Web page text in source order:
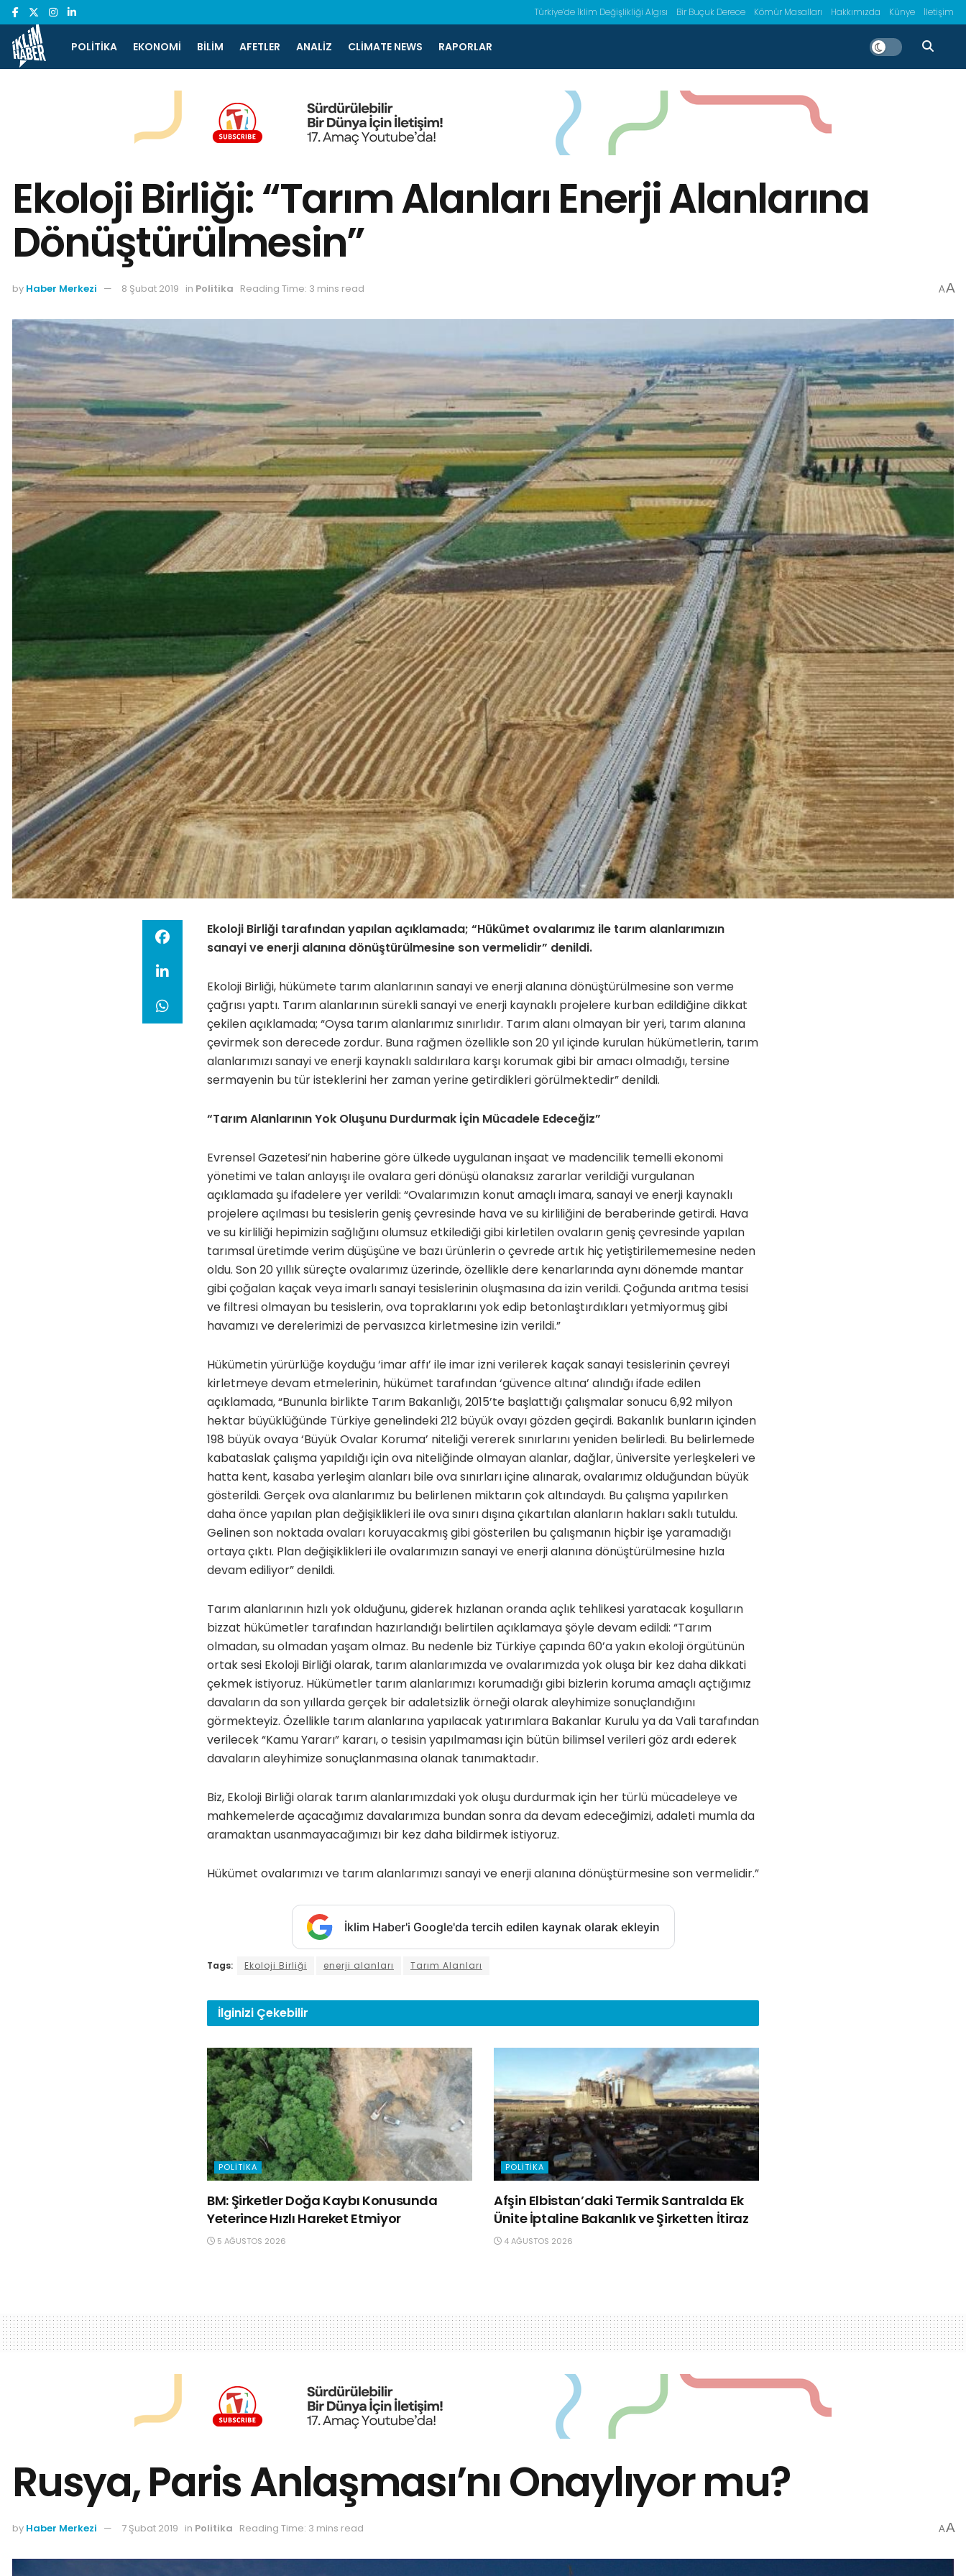
Türkiye’de İklim Değişlikliği Algısı Bir Buçuk Derece Kömür Masalları Hakkımızda Künye İletişim
POLITIKA EKONOMI BILIM AFETLER ANALIZ CLIMATE NEWS RAPORLAR
Ekoloji Birliği: “Tarım Alanları Enerji Alanlarına
Dönüştürülmesin”
by Haber Merkezi 8 Şubat 2019 in Politika Reading Time: 3 mins read AA
Ekoloji Birliği tarafından yapılan açıklamada; “Hükümet ovalarımız ile tarım alanlarımızın
sanayi ve enerji alanına dönüştürülmesine son vermelidir” denildi.
Ekoloji Birliği, hükümete tarım alanlarının sanayi ve enerji alanına dönüştürülmesine son verme
çağrısı yaptı. Tarım alanlarının sürekli sanayi ve enerji kaynaklı projelere kurban edildiğine dikkat
çekilen açıklamada; “Oysa tarım alanlarımız sınırlıdır. Tarım alanı olmayan bir yeri, tarım alanına
çevirmek son derecede zordur. Buna rağmen özellikle son 20 yıl içinde kurulan hükümetlerin, tarım
alanlarımızı sanayi ve enerji kaynaklı saldırılara karşı korumak gibi bir amacı olmadığı, tersine
sermayenin bu tür isteklerini her zaman yerine getirdikleri görülmektedir” denildi.
“Tarım Alanlarının Yok Oluşunu Durdurmak İçin Mücadele Edeceğiz”
Evrensel Gazetesi’nin haberine göre ülkede uygulanan inşaat ve madencilik temelli ekonomi
yönetimi ve talan anlayışı ile ovalara geri dönüşü olanaksız zararlar verildiği vurgulanan
açıklamada şu ifadelere yer verildi: “Ovalarımızın konut amaçlı imara, sanayi ve enerji kaynaklı
projelere açılması bu tesislerin geniş çevresinde hava ve su kirliliğini de beraberinde getirdi. Hava
ve su kirliliği hepimizin sağlığını olumsuz etkilediği gibi kirletilen ovaların geniş çevresinde yapılan
tarımsal üretimde verim düşüşüne ve bazı ürünlerin o çevrede artık hiç yetiştirilememesine neden
oldu. Son 20 yıllık süreçte ovalarımız üzerinde, özellikle dere kenarlarında aynı dönemde mantar
gibi çoğalan kaçak veya imarlı sanayi tesislerinin oluşmasına da izin verildi. Çoğunda arıtma tesisi
ve filtresi olmayan bu tesislerin, ova topraklarını yok edip betonlaştırdıkları yetmiyormuş gibi
havamızı ve derelerimizi de pervasızca kirletmesine izin verildi.”
Hükümetin yürürlüğe koyduğu ‘imar affı’ ile imar izni verilerek kaçak sanayi tesislerinin çevreyi
kirletmeye devam etmelerinin, hükümet tarafından ‘güvence altına’ alındığı ifade edilen
açıklamada, “Bununla birlikte Tarım Bakanlığı, 2015’te başlattığı çalışmalar sonucu 6,92 milyon
hektar büyüklüğünde Türkiye genelindeki 212 büyük ovayı gözden geçirdi. Bakanlık bunların içinden
198 büyük ovaya ‘Büyük Ovalar Koruma’ niteliği vererek sınırlarını yeniden belirledi. Bu belirlemede
kabataslak çalışma yapıldığı için ova niteliğinde olmayan alanlar, dağlar, üniversite yerleşkeleri ve
hatta kent, kasaba yerleşim alanları bile ova sınırları içine alınarak, ovalarımız olduğundan büyük
gösterildi. Gerçek ova alanlarımız bu belirlenen miktarın çok altındaydı. Bu çalışma yapılırken
daha önce yapılan plan değişiklikleri ile ova sınırı dışına çıkartılan alanların hakları saklı tutuldu.
Gelinen son noktada ovaları koruyacakmış gibi gösterilen bu çalışmanın hiçbir işe yaramadığı
ortaya çıktı. Plan değişiklikleri ile ovalarımızın sanayi ve enerji alanına dönüştürülmesine hızla
devam ediliyor” denildi.
Tarım alanlarının hızlı yok olduğunu, giderek hızlanan oranda açlık tehlikesi yaratacak koşulların
bizzat hükümetler tarafından hazırlandığı belirtilen açıklamaya şöyle devam edildi: “Tarım
olmadan, su olmadan yaşam olmaz. Bu nedenle biz Türkiye çapında 60’a yakın ekoloji örgütünün
ortak sesi Ekoloji Birliği olarak, tarım alanlarımızda ve ovalarımızda yok oluşa bir kez daha dikkati
çekmek istiyoruz. Hükümetler tarım alanlarımızı korumadığı gibi bizlerin koruma amaçlı açtığımız
davaların da son yıllarda gerçek bir adaletsizlik örneği olarak aleyhimize sonuçlandığını
görmekteyiz. Özellikle tarım alanlarına yapılacak yatırımlara Bakanlar Kurulu ya da Vali tarafından
verilecek “Kamu Yararı” kararı, o tesisin yapılmaması için bütün bilimsel verileri göz ardı ederek
davaların aleyhimize sonuçlanmasına olanak tanımaktadır.
Biz, Ekoloji Birliği olarak tarım alanlarımızdaki yok oluşu durdurmak için her türlü mücadeleye ve
mahkemelerde açacağımız davalarımıza bundan sonra da devam edeceğimizi, adaleti mumla da
aramaktan usanmayacağımızı bir kez daha bildirmek istiyoruz.
Hükümet ovalarımızı ve tarım alanlarımızı sanayi ve enerji alanına dönüştürmesine son vermelidir.”
İklim Haber'i Google'da tercih edilen kaynak olarak ekleyin
Tags: Ekoloji Birliği enerji alanları Tarım Alanları
İlginizi Çekebilir
POLITIKA
BM: Şirketler Doğa Kaybı Konusunda
Yeterince Hızlı Hareket Etmiyor
5 AĞUSTOS 2026
POLITIKA
Afşin Elbistan’daki Termik Santralda Ek
Ünite İptaline Bakanlık ve Şirketten İtiraz
4 AĞUSTOS 2026
Rusya, Paris Anlaşması’nı Onaylıyor mu?
by Haber Merkezi 7 Şubat 2019 in Politika Reading Time: 3 mins read AA